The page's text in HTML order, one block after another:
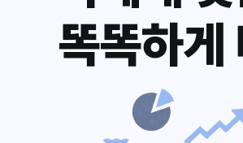
똑똑하게